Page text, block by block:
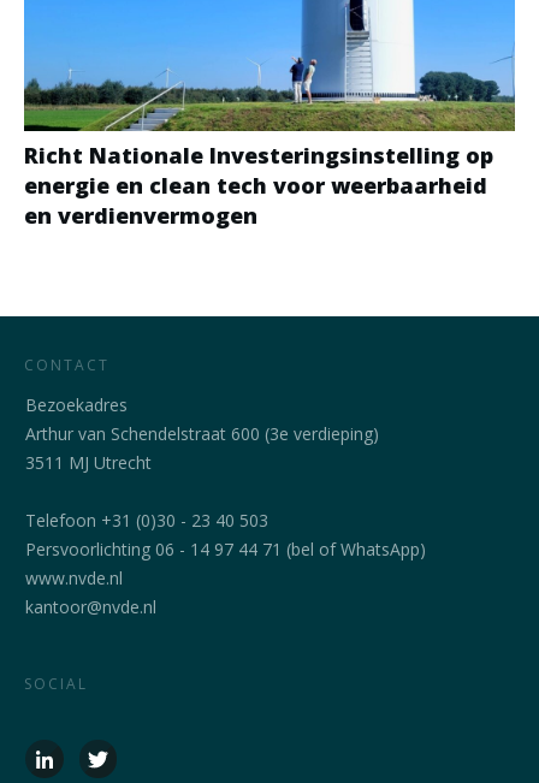
Richt Nationale Investeringsinstelling op
energie en clean tech voor weerbaarheid
en verdienvermogen
CONTACT
Bezoekadres
Arthur van Schendelstraat 600 (3e verdieping)
3511 MJ Utrecht
Telefoon +31 (0)30 - 23 40 503
Persvoorlichting 06 - 14 97 44 71 (bel of WhatsApp)
www.nvde.nl
kantoor@nvde.nl
SOCIAL